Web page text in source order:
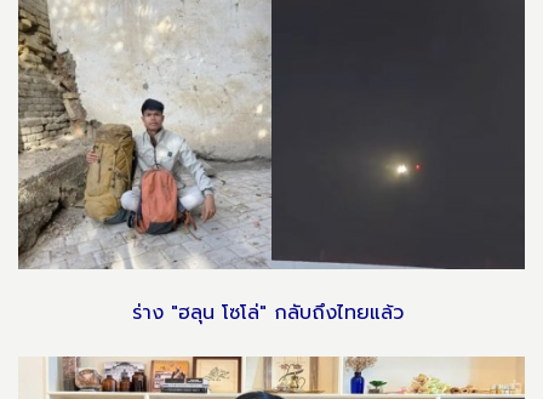
ร่าง "ฮลุน โซโล่" กลับถึงไทยแล้ว